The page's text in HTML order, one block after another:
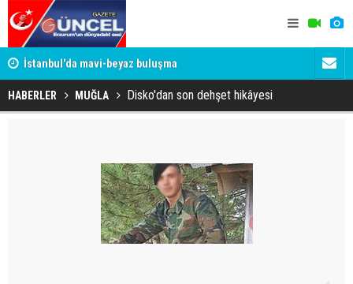
İstanbul'da mavi-beyaz buluşma
HABERLER MUĞLA Disko'dan son dehşet hikâyesi